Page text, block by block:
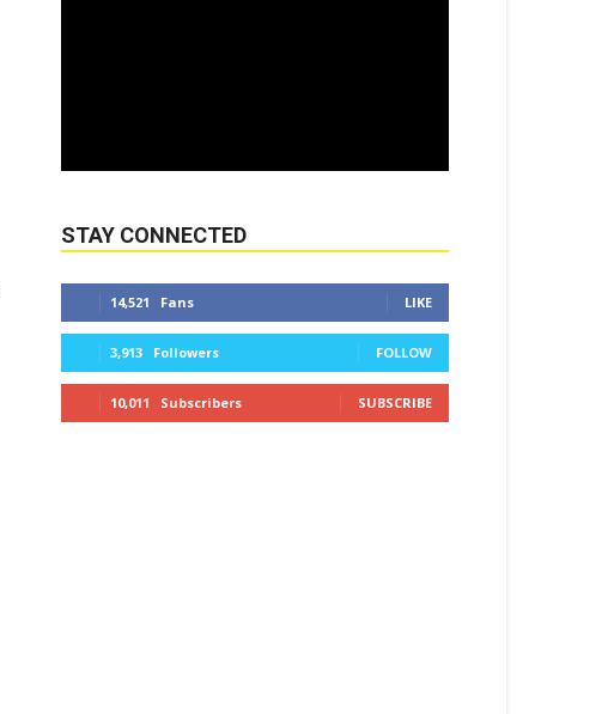
STAY CONNECTED
14,521 Fans LIKE
3,913 Followers FOLLOW
10,011 Subscribers SUBSCRIBE